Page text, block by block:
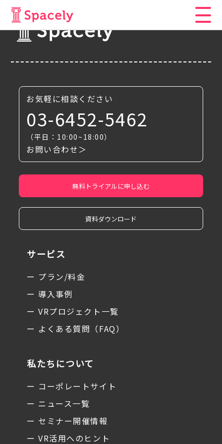
お気軽に相談ください
03-6452-5462
（平日：10:00~18:00）
お問い合わせ＞
無料トライアルに申し込む
資料ダウンロード
サービス
ー プラン/料金
ー 導入事例
ー VRプロジェクト一覧
ー よくある質問（FAQ）
私たちについて
ー コーポレートサイト
ー ニュース一覧
ー セミナー開催情報
ー VR活用へのヒント